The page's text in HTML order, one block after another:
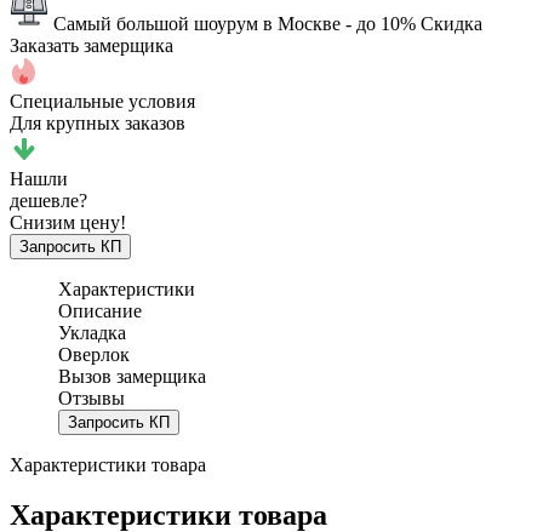
Самый большой шоурум в Москве - до 10% Скидка
Заказать замерщика
Специальные условия
Для крупных заказов
Нашли
дешевле?
Снизим цену!
Запросить КП
Характеристики
Описание
Укладка
Оверлок
Вызов замерщика
Отзывы
Запросить КП
Характеристики товара
Характеристики товара